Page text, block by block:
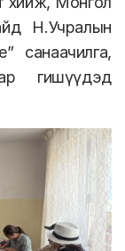
Н.Учралын
санаачилга,
гишүүдэд